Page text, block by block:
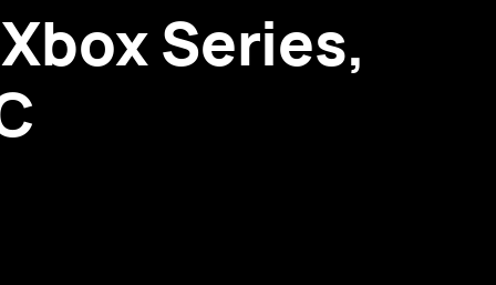
Series,